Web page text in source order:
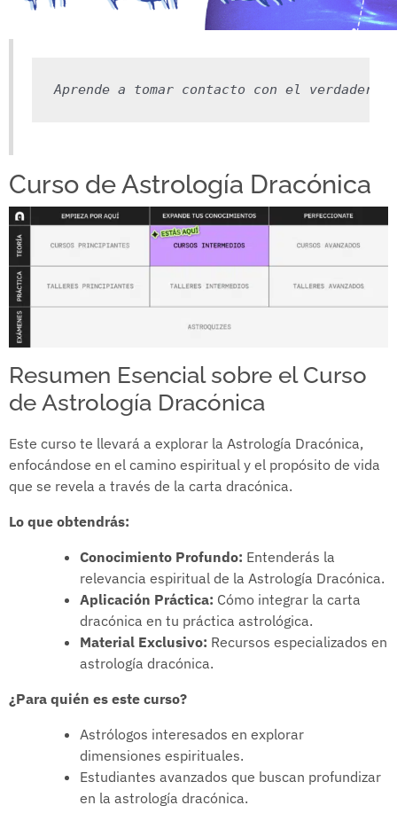
Aprende a tomar contacto con el
Curso de Astrología Dracónica
Resumen Esencial sobre el Curso
de Astrología Dracónica
Este curso te llevará a explorar la Astrología Dracónica,
enfocándose en el camino espiritual y el propósito de vida
que se revela a través de la carta dracónica.
Lo que obtendrás:
Conocimiento Profundo: Entenderás la
relevancia espiritual de la Astrología Dracónica.
Aplicación Práctica: Cómo integrar la carta
dracónica en tu práctica astrológica.
Material Exclusivo: Recursos especializados en
astrología dracónica.
¿Para quién es este curso?
Astrólogos interesados en explorar
dimensiones espirituales.
Estudiantes avanzados que buscan profundizar
en la astrología dracónica.